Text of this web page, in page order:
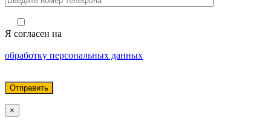
Я согласен на
обработку персональных данных
×